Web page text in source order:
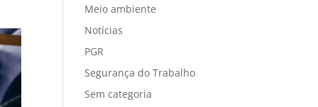
Meio ambiente
Notícias
PGR
Segurança do Trabalho
Sem categoria